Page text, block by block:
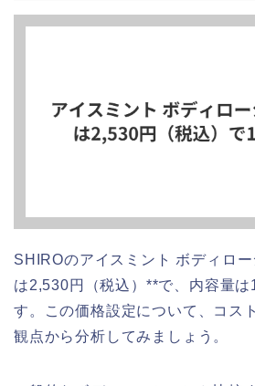
SHIROのアイスミント ボディロ
は2,530円（税込）**で、内容量は
す。この価格設定について、コス
観点から分析してみましょう。